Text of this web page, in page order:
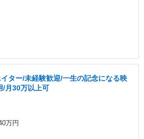
ター/未経験歓迎/一生の記念になる映
/月30万以上可
万円